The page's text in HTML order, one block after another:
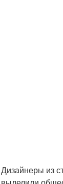
Дизайнеры из